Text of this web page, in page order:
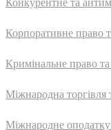
Конкурентне та
Корпоративне право
Кримінальне право
Міжнародна торгівля
Міжнародне